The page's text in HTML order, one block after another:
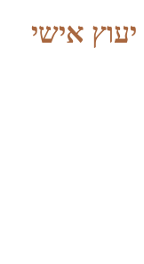
יעוץ אישי